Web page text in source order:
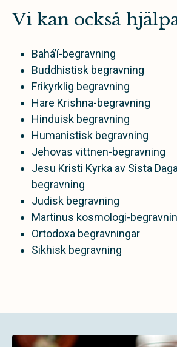
Vi kan också
Bahá’í-begravning
Buddhistisk begravning
Frikyrklig begravning
Hare Krishna-begravning
Hinduisk begravning
Humanistisk begravning
Jehovas vittnen-begravning
Jesu Kristi Kyrka av Sista
begravning
Judisk begravning
Martinus kosmologi-
Ortodoxa begravningar
Sikhisk begravning